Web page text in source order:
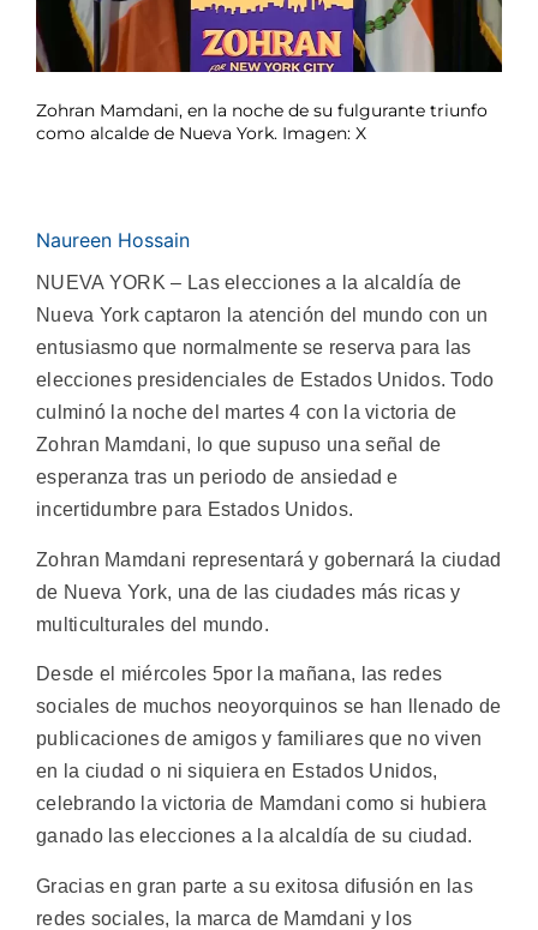
Zohran Mamdani, en la noche de su fulgurante triunfo
como alcalde de Nueva York. Imagen: X
Naureen Hossain
NUEVA YORK – Las elecciones a la alcaldía de
Nueva York captaron la atención del mundo con un
entusiasmo que normalmente se reserva para las
elecciones presidenciales de Estados Unidos. Todo
culminó la noche del martes 4 con la victoria de
Zohran Mamdani, lo que supuso una señal de
esperanza tras un periodo de ansiedad e
incertidumbre para Estados Unidos.
Zohran Mamdani representará y gobernará la ciudad
de Nueva York, una de las ciudades más ricas y
multiculturales del mundo.
Desde el miércoles 5por la mañana, las redes
sociales de muchos neoyorquinos se han llenado de
publicaciones de amigos y familiares que no viven
en la ciudad o ni siquiera en Estados Unidos,
celebrando la victoria de Mamdani como si hubiera
ganado las elecciones a la alcaldía de su ciudad.
Gracias en gran parte a su exitosa difusión en las
redes sociales, la marca de Mamdani y los